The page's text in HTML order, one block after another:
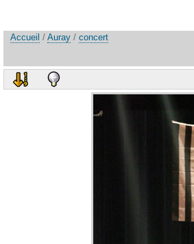
Accueil / Auray / concert